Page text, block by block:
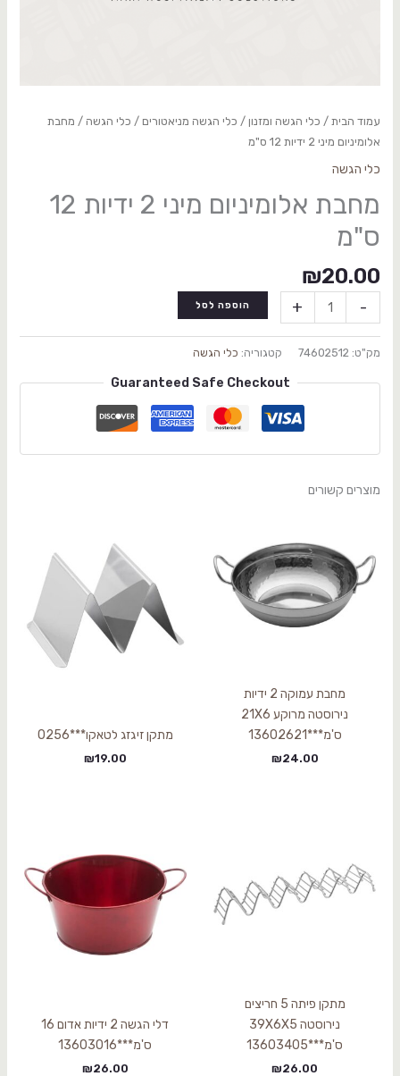
עמוד הבית/ כלי הגשה ומזנון / כלי הגשה מניאטורים / כלי הגשה / מחבת
אלומיניום מיני 2 ידיות 12 ס"מ
כלי הגשה
מחבת אלומיניום מיני 2 ידיות 12
ס"מ
₪20.00
-
+ הוספה לסל
מק"ט: 74602512 קטגוריה: כלי הגשה
Guaranteed Safe Checkout
מוצרים קשורים
מחבת עמוקה 2 ידיות
נירוסטה מרוקע 21X6
ס'מ***13602621
₪24.00
מתקן זיגזג לטאקו***0256
₪19.00
מתקן פיתה 5 חריצים
נירוסטה 39X6X5
ס'מ***13603405
₪26.00
דלי הגשה 2 ידיות אדום 16
ס'מ***13603016
₪26.00